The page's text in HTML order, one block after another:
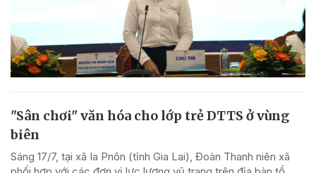
"Sân chơi" văn hóa cho lớp trẻ DTTS ở vùng
biên
Sáng 17/7, tại xã Ia Pnôn (tỉnh Gia Lai), Đoàn Thanh niên xã